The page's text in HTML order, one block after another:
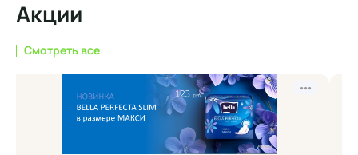
Акции
Смотреть все
•••